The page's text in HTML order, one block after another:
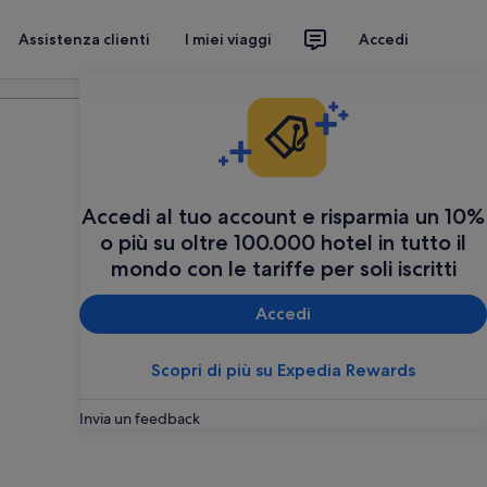
Assistenza clienti I miei viaggi Accedi
Accedi al tuo account e risparmia un 10%
o più su oltre 100.000 hotel in tutto il
mondo con le tariffe per soli iscritti
Accedi
Scopri di più su Expedia Rewards
Invia un feedback